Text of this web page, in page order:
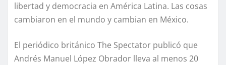
libertad y democracia en América Latina. Las cosas
cambiaron en el mundo y cambian en México.
El periódico británico The Spectator publicó que
Andrés Manuel López Obrador lleva al menos 20